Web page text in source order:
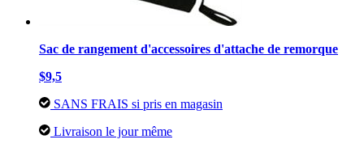
Sac de rangement d'accessoires d'attache de remorque
$9,5
SANS FRAIS si pris en magasin
Livraison le jour même